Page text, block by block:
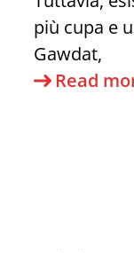
più cupa e
Gawdat,
Read